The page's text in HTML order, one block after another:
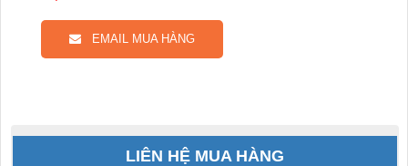
EMAIL MUA HÀNG
LIÊN HỆ MUA HÀNG